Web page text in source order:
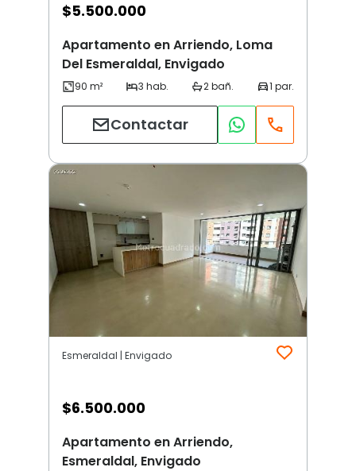
$5.500.000
Apartamento en Arriendo, Loma
Del Esmeraldal, Envigado
Contactar
Esmeraldal | Envigado
$6.500.000
Apartamento en Arriendo,
Esmeraldal, Envigado